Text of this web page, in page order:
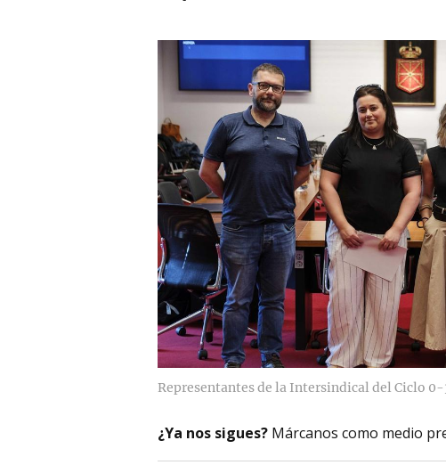
Representantes de la Intersindical del Ciclo
¿Ya nos sigues? Márcanos como medio